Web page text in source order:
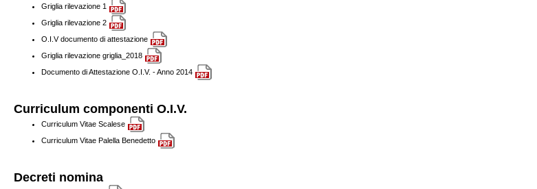
Griglia rilevazione 1
Griglia rilevazione 2
O.I.V documento di attestazione
Griglia rilevazione griglia_2018
Documento di Attestazione O.I.V. - Anno 2014
Curriculum componenti O.I.V.
Curriculum Vitae Scalese
Curriculum Vitae Palella Benedetto
Decreti nomina